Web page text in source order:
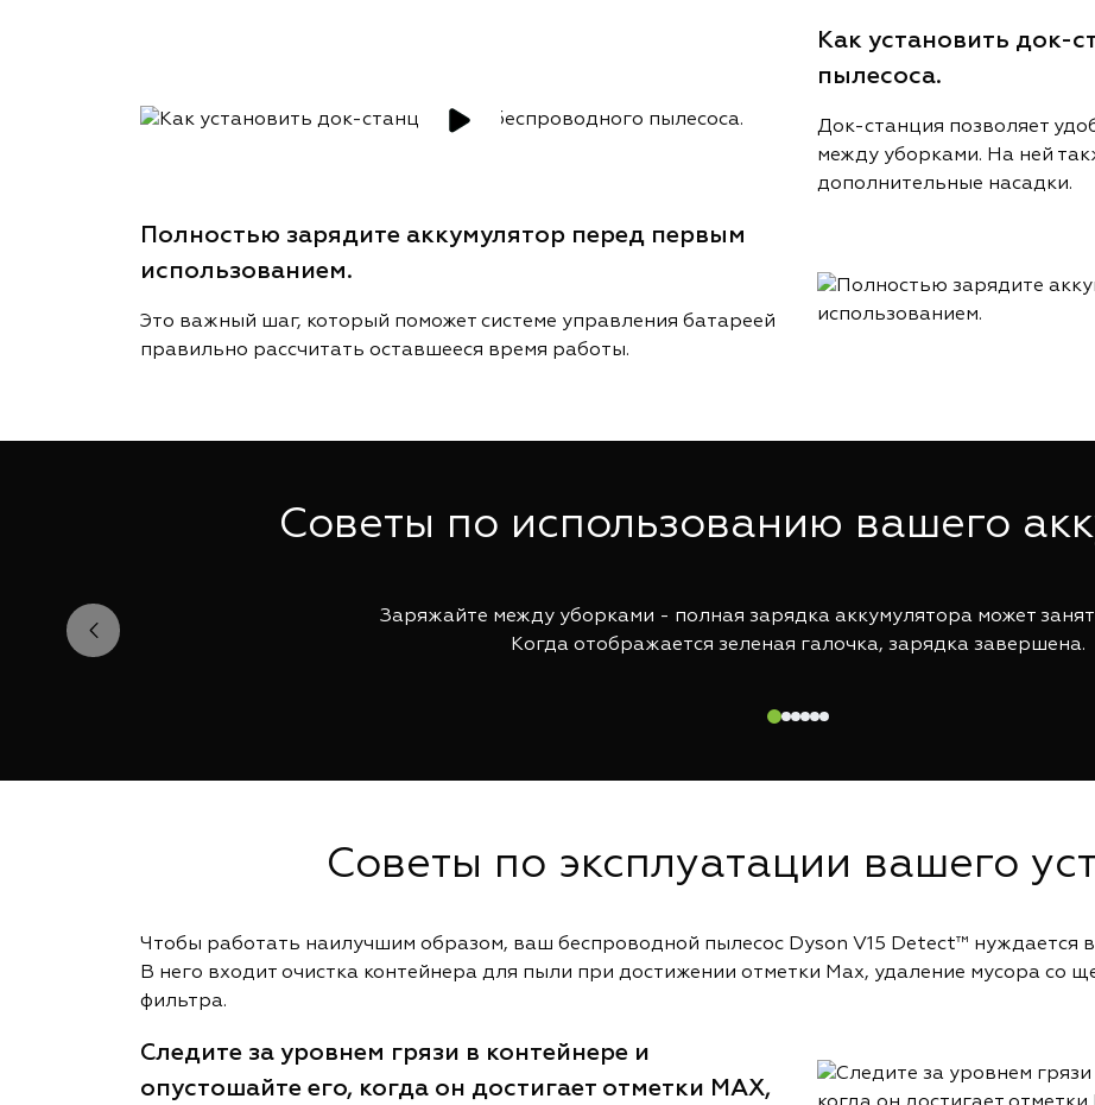
Как установить док-
пылесоса.
Док-станция позволяет
между уборками. На ней
дополнительные насадки.
Полностью зарядите аккумулятор перед первым
использованием.
Это важный шаг, который поможет системе управления батареей
правильно рассчитать оставшееся время работы.
Советы по использованию вашего
Заряжайте между уборками - полная зарядка аккумулятора может
Когда отображается зеленая галочка, зарядка завершена.
Советы по эксплуатации вашего
Чтобы работать наилучшим образом, ваш беспроводной пылесос Dyson V15 Detect™ нуждается
В него входит очистка контейнера для пыли при достижении отметки Max, удаление мусора со
фильтра.
Следите за уровнем грязи в контейнере и
опустошайте его, когда он достигает отметки MAX,